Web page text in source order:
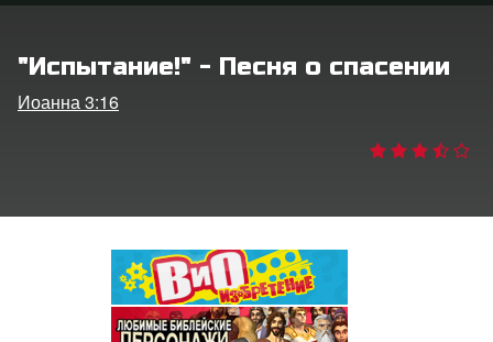
"Испытание!" - Песня о спасении
Иоанна 3:16